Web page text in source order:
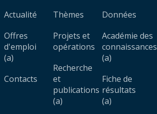
Actualité
Offres
d'emploi
(a)
Contacts
Thèmes
Projets et
opérations
Recherche
et
publications
(a)
Données
Académie des
connaissances
(a)
Fiche de
résultats
(a)